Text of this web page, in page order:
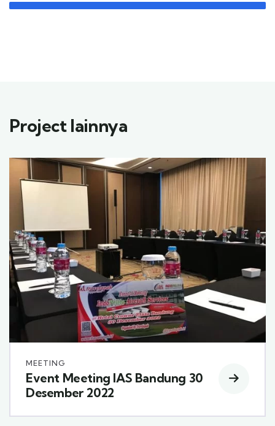
Project lainnya
MEETING
Event Meeting IAS Bandung 30
Desember 2022